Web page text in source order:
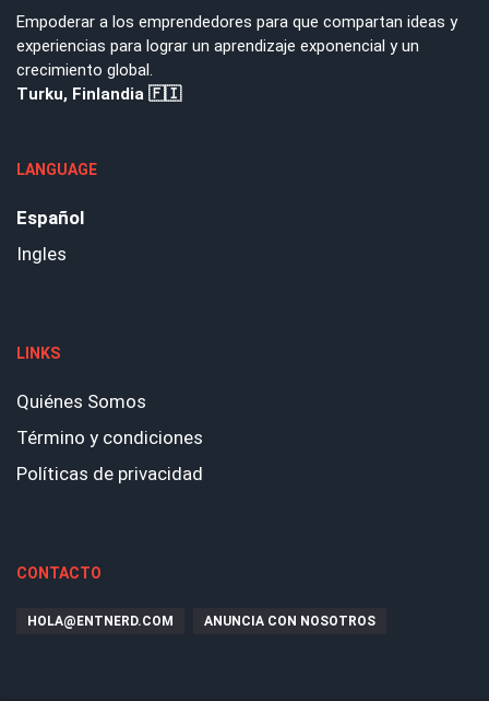
Empoderar a los emprendedores para que compartan ideas y
experiencias para lograr un aprendizaje exponencial y un
crecimiento global.
Turku, Finlandia 🇫🇮
LANGUAGE
Español
Ingles
LINKS
Quiénes Somos
Término y condiciones
Políticas de privacidad
CONTACTO
HOLA@ENTNERD.COM ANUNCIA CON NOSOTROS